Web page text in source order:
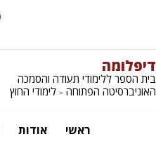
דיפלומה
בית הספר ללימודי תעודה והסמכה
האוניברסיטה הפתוחה - לימודי החוץ
ראשי אודות